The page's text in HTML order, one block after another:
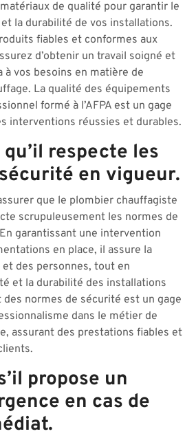
de qualité pour garantir le
la durabilité de vos installations.
fiables et conformes aux
d’obtenir un travail soigné et
à vos besoins en matière de
La qualité des équipements
formé à l’AFPA est un gage
interventions réussies et durables.
respecte les
en vigueur.
que le plombier chauffagiste
scrupuleusement les normes de
garantissant une intervention
en place, il assure la
des personnes, tout en
et la durabilité des installations
normes de sécurité est un gage
dans le métier de
assurant des prestations fiables et
propose un
en cas de